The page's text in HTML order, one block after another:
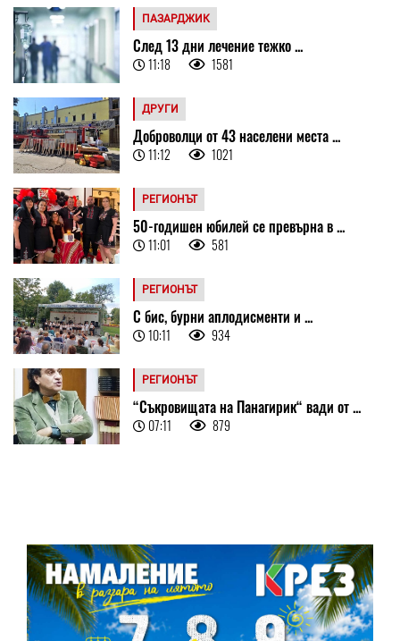
ПАЗАРДЖИК
След 13 дни лечение тежко ...
11:18 1581
ДРУГИ
Доброволци от 43 населени места ...
11:12 1021
РЕГИОНЪТ
50-годишен юбилей се превърна в ...
11:01 581
РЕГИОНЪТ
С бис, бурни аплодисменти и ...
10:11 934
РЕГИОНЪТ
“Съкровищата на Панагирик“ вади от ...
07:11 879